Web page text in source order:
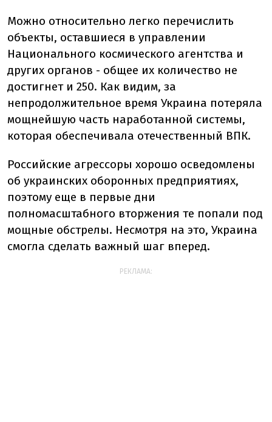
Можно относительно легко перечислить
объекты, оставшиеся в управлении
Национального космического агентства и
других органов - общее их количество не
достигнет и 250. Как видим, за
непродолжительное время Украина потеряла
мощнейшую часть наработанной системы,
которая обеспечивала отечественный ВПК.
Российские агрессоры хорошо осведомлены
об украинских оборонных предприятиях,
поэтому еще в первые дни
полномасштабного вторжения те попали под
мощные обстрелы. Несмотря на это, Украина
смогла сделать важный шаг вперед.
РЕКЛАМА: